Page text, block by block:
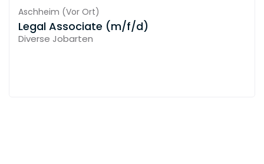
Aschheim (Vor Ort)
Legal Associate (m/f/d)
Diverse Jobarten